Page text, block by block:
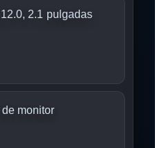
2.1 pulgadas
monitor